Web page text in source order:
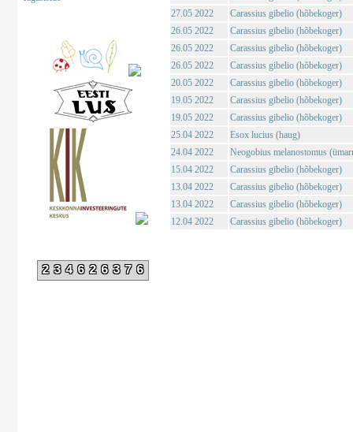
234626376
27.05 2022
Carassius gibelio (hõbekoger)
26.05 2022
Carassius gibelio (hõbekoger)
26.05 2022
Carassius gibelio (hõbekoger)
26.05 2022
Carassius gibelio (hõbekoger)
20.05 2022
Carassius gibelio (hõbekoger)
19.05 2022
Carassius gibelio (hõbekoger)
19.05 2022
Carassius gibelio (hõbekoger)
25.04 2022
Esox lucius (haug)
24.04 2022
Neogobius melanostomus
15.04 2022
Carassius gibelio (hõbekoger)
13.04 2022
Carassius gibelio (hõbekoger)
13.04 2022
Carassius gibelio (hõbekoger)
12.04 2022
Carassius gibelio (hõbekoger)